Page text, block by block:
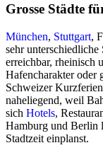
Grosse Städte
München, Stuttgart,
sehr unterschiedliche
erreichbar, rheinisch
Hafencharakter oder
Schweizer
naheliegend, weil
sich Hotels,
Hamburg und Berlin
Stadtzeit einplanst.